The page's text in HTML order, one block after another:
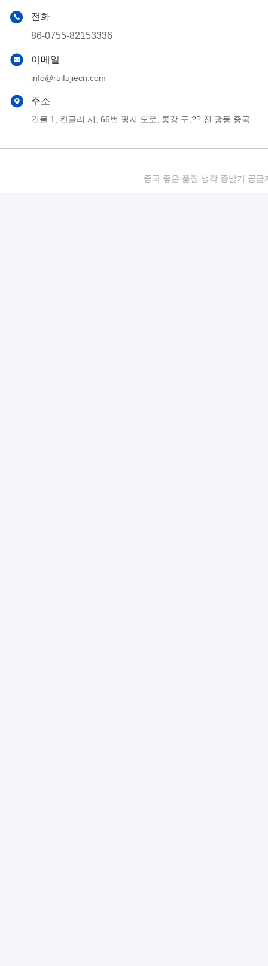
전화
86-0755-82153336
이메일
info@ruifujiecn.com
주소
건물 1, 칸글리 시, 66번 핑지 도로, 롱강 구,?? 진 광둥 중국
중국 좋은 품질 냉각 증발기 공